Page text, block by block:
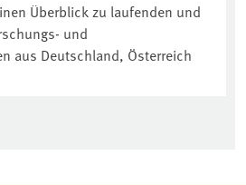
Überblick zu laufenden und
und
aus Deutschland, Österreich